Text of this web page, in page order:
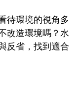
待環境的視角多
改造環境嗎？水
反省，找到適合